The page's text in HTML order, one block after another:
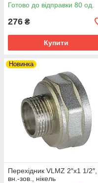
Готово до відправки 80 од.
276 ₴
Купити
Новинка
Перехідник VLMZ 2″х1 1/2″,
вн.-зов., нікель